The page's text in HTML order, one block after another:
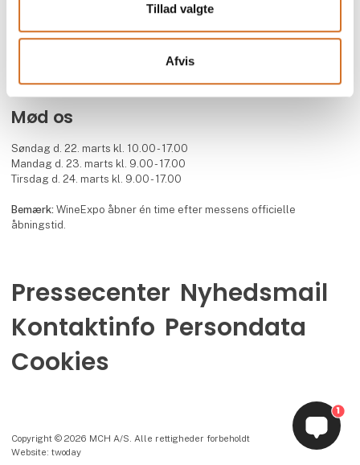
Tillad valgte
Afvis
Kontakt os
Mød os
Søndag d. 22. marts kl. 10.00 - 17.00
Mandag d. 23. marts kl. 9.00 - 17.00
Tirsdag d. 24. marts kl. 9.00 - 17.00
Bemærk:WineExpo åbner én time efter messens officielle
åbningstid.
Pressecenter Nyhedsmail
Kontaktinfo Persondata
Cookies
Copyright © 2026 MCH A/S. Alle rettigheder forbeholdt
Website: twoday
1